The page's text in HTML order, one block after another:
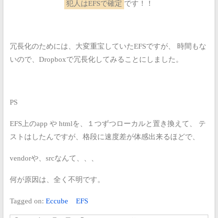
犯人はEFSで確定 です！！
冗長化のためには、大変重宝していたEFSですが、
時間もな
いので、Dropboxで冗長化してみることにしました。
PS
EFS上のapp や htmlを、１つずつローカルと置き換えて、
テ
ストはしたんですが、格段に速度差が体感出来るほどで、
vendorや、srcなんて、、、
何が原因は、全く不明です。
Tagged on: Eccube EFS